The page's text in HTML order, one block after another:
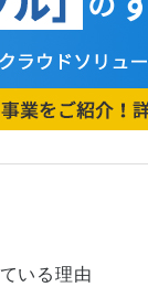
いる理由